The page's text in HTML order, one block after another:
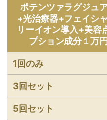
ポテンツァラグジュ
+光治療器+フェイシ
リーイオン導入+美容
プション成分１万
1回のみ
3回セット
5回セット